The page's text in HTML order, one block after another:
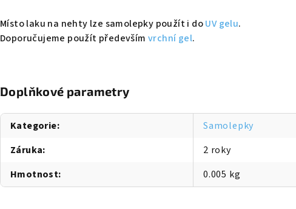
Místo laku na nehty lze samolepky použít i doUV gelu.
Doporučujeme použít především vrchní gel.
Doplňkové parametry
Kategorie:
Samolepky
Záruka:
2 roky
Hmotnost: 0.005 kg